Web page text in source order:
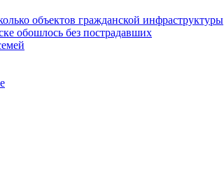
объектов гражданской инфраструктуры
обошлось без пострадавших